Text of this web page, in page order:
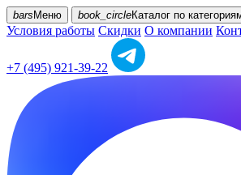
bars Меню book_circleКаталог по
Условия работы Скидки О компании
+7 (495) 921-39-22